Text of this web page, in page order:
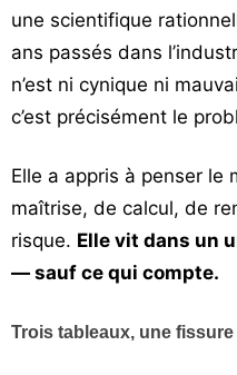
une scientifique
ans passés dans
n’est ni cynique ni
c’est précisément le
Elle a appris à penser le
maîtrise, de calcul, de
risque. Elle vit dans un
— sauf ce qui compte.
Trois tableaux, une fissure